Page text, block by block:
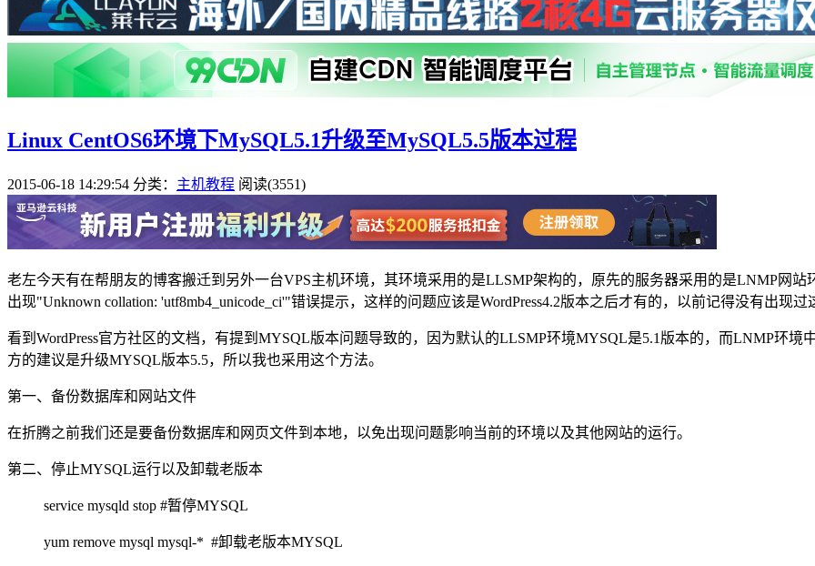
Linux CentOS6环境下MySQL5.1升级至MySQL5.5版本过程
2015-06-18 14:29:54 分类： 主机教程 阅读(3551)
老左今天有在帮朋友的博客搬迁到另外一台VPS主机环境，其环境采用的是LLSMP架构的，原先的服务器采用的是LNMP网
出现"Unknown collation: 'utf8mb4_unicode_ci'"错误提示，这样的问题应该是WordPress4.2版本之后才有的，以前记得没有出现过
看到WordPress官方社区的文档，有提到MYSQL版本问题导致的，因为默认的LLSMP环境MYSQL是5.1版本的，而LNMP环
方的建议是升级MYSQL版本5.5，所以我也采用这个方法。
第一、备份数据库和网站文件
在折腾之前我们还是要备份数据库和网页文件到本地，以免出现问题影响当前的环境以及其他网站的运行。
第二、停止MYSQL运行以及卸载老版本
service mysqld stop #暂停MYSQL
yum remove mysql mysql-* #卸载老版本MYSQL